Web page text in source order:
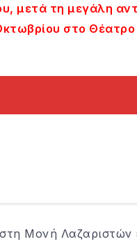
μετά τη μεγάλη
στο
Μονή Λαζαριστών